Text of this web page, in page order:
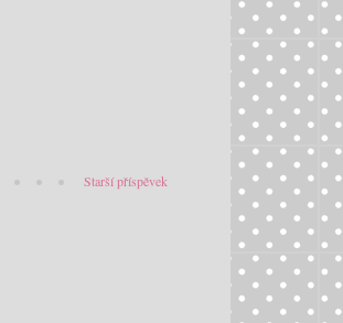
Starší příspěvek